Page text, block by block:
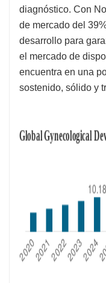
diagnóstico. Con
de mercado del
desarrollo para
el mercado de
encuentra en una
sostenido, sólido y